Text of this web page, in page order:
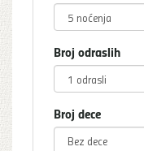
Broj odraslih
Broj dece